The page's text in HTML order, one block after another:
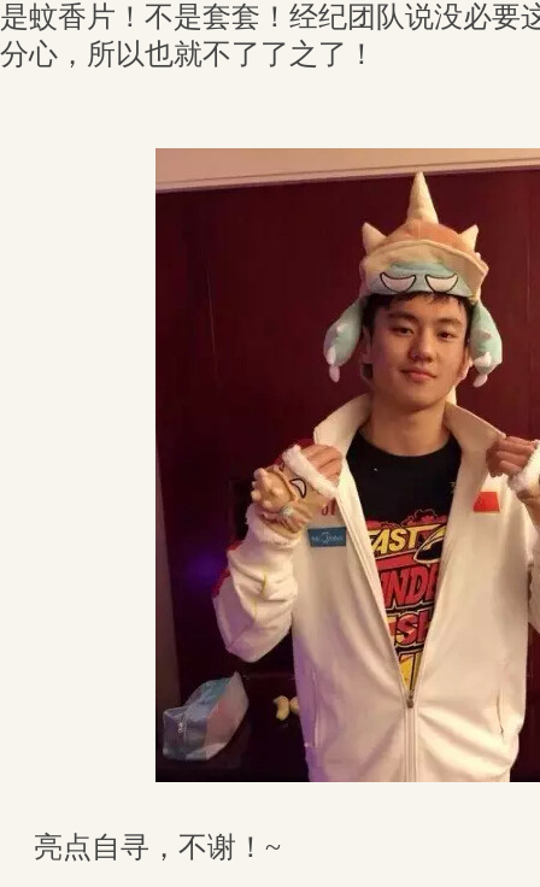
是蚊香片！不是套套！经纪团队说没必要
分心，所以也就不了了之了！
亮点自寻，不谢！~